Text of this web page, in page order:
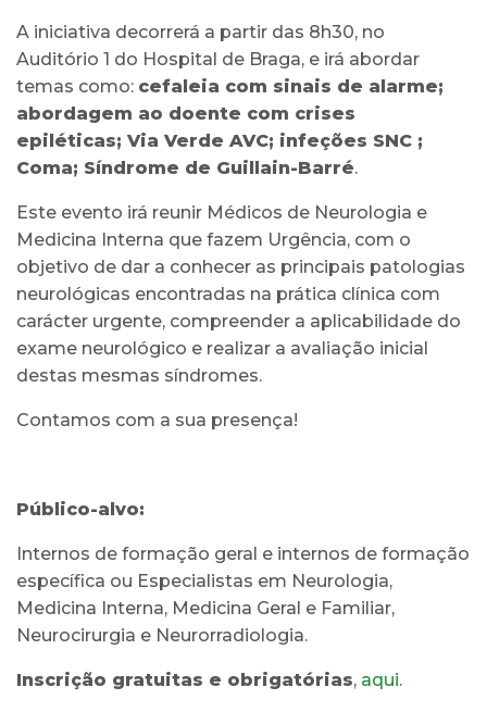
A iniciativa decorrerá a partir das 8h30, no
Auditório 1 do Hospital de Braga, e irá abordar
temas como: cefaleia com sinais de alarme;
abordagem ao doente com crises
epiléticas; Via Verde AVC; infeções SNC ;
Coma; Síndrome de Guillain-Barré.
Este evento irá reunir Médicos de Neurologia e
Medicina Interna que fazem Urgência, com o
objetivo de dar a conhecer as principais patologias
neurológicas encontradas na prática clínica com
carácter urgente, compreender a aplicabilidade do
exame neurológico e realizar a avaliação inicial
destas mesmas síndromes.
Contamos com a sua presença!
Público-alvo:
Internos de formação geral e internos de formação
específica ou Especialistas em Neurologia,
Medicina Interna, Medicina Geral e Familiar,
Neurocirurgia e Neurorradiologia.
Inscrição gratuitas e obrigatórias, aqui.